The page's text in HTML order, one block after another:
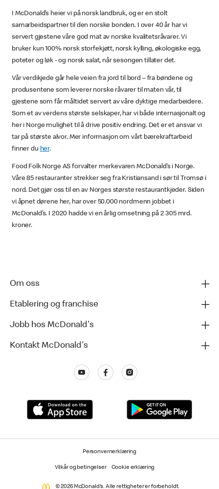
I McDonald’s heier vi på norsk landbruk, og er en stolt
samarbeidspartner til den norske bonden. I over 40 år har vi
servert gjestene våre god mat av norske kvalitetsråvarer. Vi
bruker kun 100% norsk storfekjøtt, norsk kylling, økologiske egg,
poteter og løk - og norsk salat, når sesongen tillater det.
Vår verdikjede går hele veien fra jord til bord – fra bøndene og
produsentene som leverer norske råvarer til maten vår, til
gjestene som får måltidet servert av våre dyktige medarbeidere.
Som et av verdens største selskaper, har vi både internasjonalt og
her i Norge mulighet til å drive positiv endring. Det er et ansvar vi
tar på største alvor. Mer informasjon om vårt bærekraftarbeid
finner du her.
Food Folk Norge AS forvalter merkevaren McDonald’s i Norge.
Våre 85 restauranter strekker seg fra Kristiansand i sør til Tromsø i
nord. Det gjør oss til en av Norges største restaurantkjeder. Siden
vi åpnet dørene her, har over 50.000 nordmenn jobbet i
McDonald’s. I 2020 hadde vi en årlig omsetning på 2 305 mrd.
kroner.
Om oss
Etablering og franchise
Jobb hos McDonald's
Kontakt McDonald's
Personvernerklæring
Vilkår og betingelser Cookie erklæring
© 2026 McDonald's. Alle rettigheter er forbeholdt.